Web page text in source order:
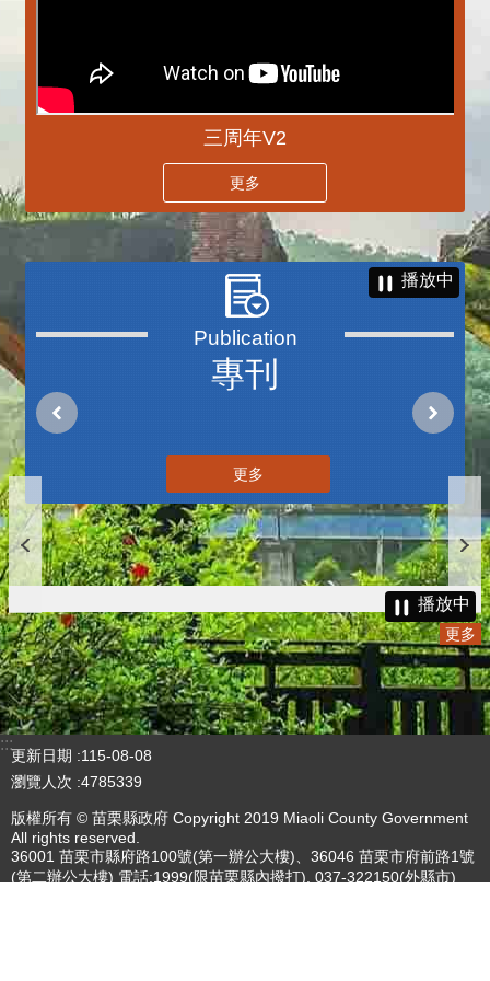
三周年V2
更多
專刊
播放中
更多
播放中
更多
:::
更新日期
115-08-08
瀏覽人次 4785339
版權所有 © 苗栗縣政府 Copyright 2019 Miaoli County Government
All rights reserved.
36001 苗栗市縣府路100號(第一辦公大樓)、36046 苗栗市府前路1號
(第二辦公大樓) 電話:1999(限苗栗縣內撥打), 037-322150(外縣市)